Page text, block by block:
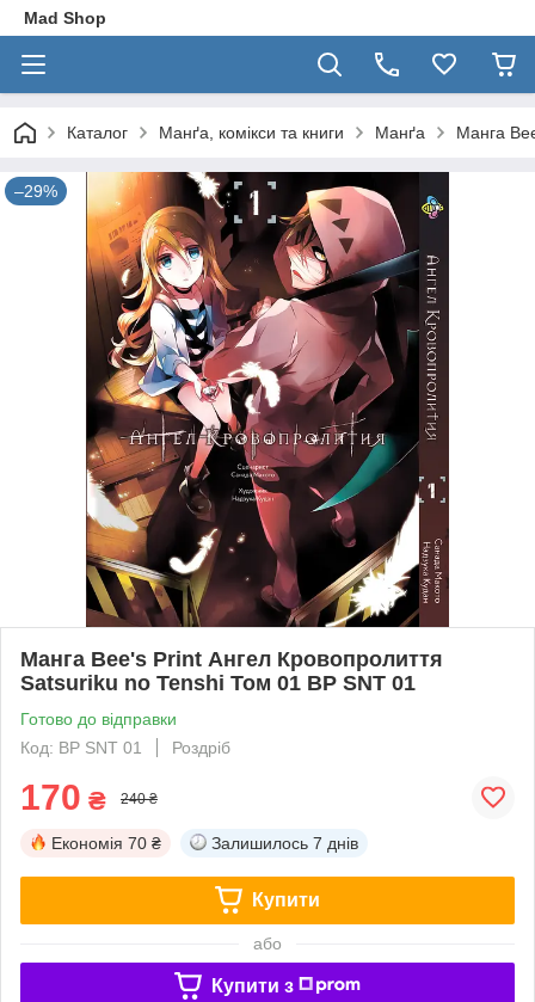
Mad Shop
Каталог Манґа, комікси та книги Манґа Манга
–29%
Манга Bee's Print Ангел Кровопролиття
Satsuriku no Tenshi Том 01 BP SNT 01
Готово до відправки
Код: BP SNT 01
Роздріб
170 ₴ 240 ₴
Економія 70 ₴ Залишилось 7 днів
Купити
або
Купити з